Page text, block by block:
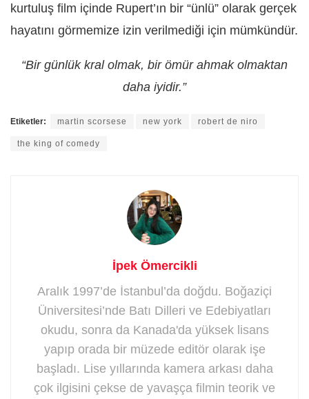
kurtuluş film içinde Rupert’ın bir “ünlü” olarak gerçek
hayatını görmemize izin verilmediği için mümkündür.
“Bir günlük kral olmak, bir ömür ahmak olmaktan
daha iyidir.”
Etiketler: martin scorsese new york robert de niro
the king of comedy
İpek Ömercikli
Aralık 1997’de İstanbul’da doğdu. Boğaziçi
Üniversitesi’nde Batı Dilleri ve Edebiyatları
okudu, sonra da Kanada'da yüksek lisans
yapıp orada bir müzede editör olarak işe
başladı. Lise yıllarında kamera arkası daha
çok ilgisini çekse de yavaşça filmin teorik ve